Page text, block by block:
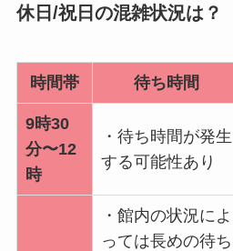
休日/祝日の混雑状況は？
時間帯 待ち時間
9時30
分〜12
時
・待ち時間が発生
する可能性あり
・館内の状況によ
っては長めの待ち